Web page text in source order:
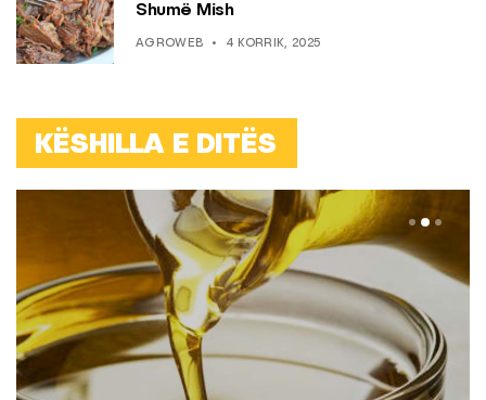
Shumë Mish
AGROWEB 4 KORRIK, 2025
KËSHILLA E DITËS